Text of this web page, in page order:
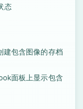
态
建包含图像的存档
面板上显示包含